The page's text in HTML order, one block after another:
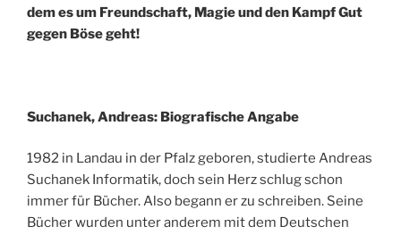
dem es um Freundschaft, Magie und den Kampf Gut
gegen Böse geht!
Suchanek, Andreas: Biografische Angabe
1982 in Landau in der Pfalz geboren, studierte Andreas
Suchanek Informatik, doch sein Herz schlug schon
immer für Bücher. Also begann er zu schreiben. Seine
Bücher wurden unter anderem mit dem Deutschen